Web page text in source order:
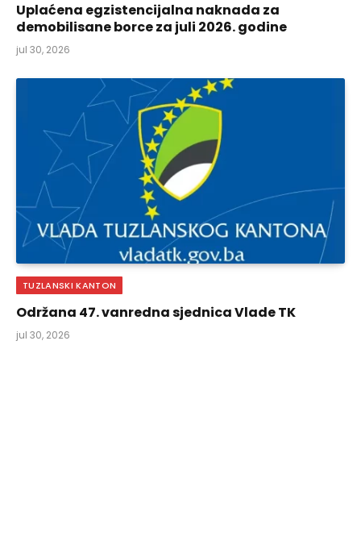
Uplaćena egzistencijalna naknada za
demobilisane borce za juli 2026. godine
jul 30, 2026
TUZLANSKI KANTON
Održana 47. vanredna sjednica Vlade TK
jul 30, 2026